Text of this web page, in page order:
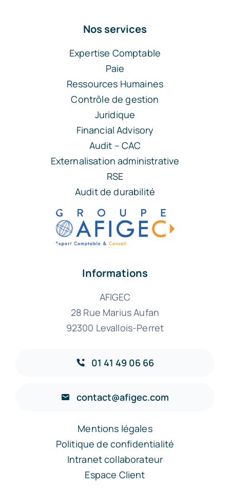
Nos services
Expertise Comptable
Paie
Ressources Humaines
Contrôle de gestion
Juridique
Financial Advisory
Audit – CAC
Externalisation administrative
RSE
Audit de durabilité
Informations
AFIGEC
28 Rue Marius Aufan
92300 Levallois-Perret
01 41 49 06 66
contact@afigec.com
Mentions légales
Politique de confidentialité
Intranet collaborateur
Espace Client